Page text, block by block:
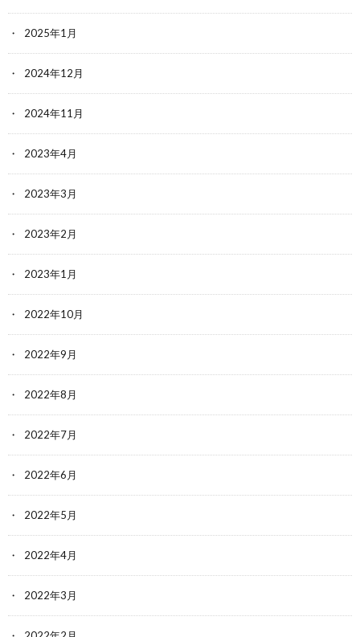
2025年1月
2024年12月
2024年11月
2023年4月
2023年3月
2023年2月
2023年1月
2022年10月
2022年9月
2022年8月
2022年7月
2022年6月
2022年5月
2022年4月
2022年3月